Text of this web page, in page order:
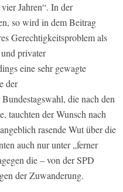
Jahren“. In der
so wird in dem Beitrag
Gerechtigkeitsproblem als
privater
eine sehr gewagte
der
die nach den
tauchten der Wunsch nach
rasende Wut über die
auch nur unter „ferner
die – von der SPD
der Zuwanderung.